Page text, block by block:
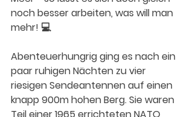
noch besser arbeiten, was will man
mehr! 💻
Abenteuerhungrig ging es nach ein
paar ruhigen Nächten zu vier
riesigen Sendeantennen auf einen
knapp 900m hohen Berg. Sie waren
Teil einer 1965 errichteten NATO